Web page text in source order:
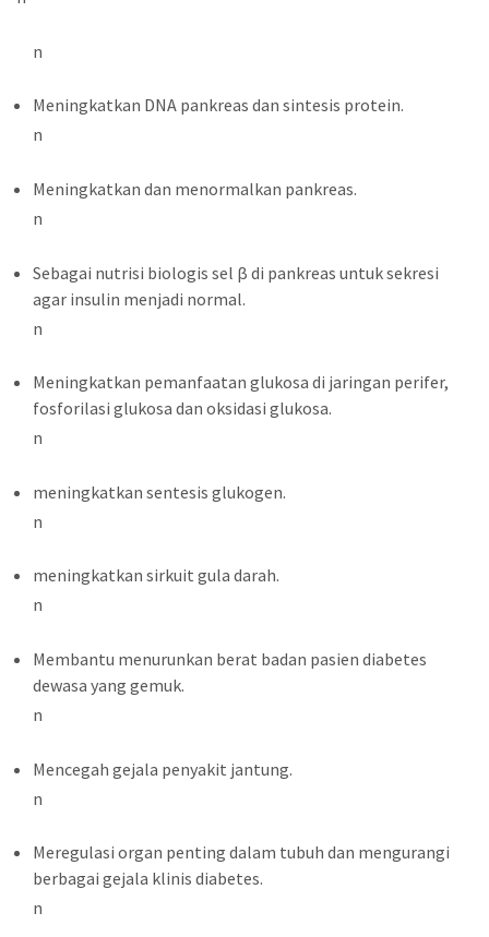
n
Meningkatkan DNA pankreas dan sintesis protein.
n
Meningkatkan dan menormalkan pankreas.
n
Sebagai nutrisi biologis sel β di pankreas untuk sekresi
agar insulin menjadi normal.
n
Meningkatkan pemanfaatan glukosa di jaringan perifer,
fosforilasi glukosa dan oksidasi glukosa.
n
meningkatkan sentesis glukogen.
n
meningkatkan sirkuit gula darah.
n
Membantu menurunkan berat badan pasien diabetes
dewasa yang gemuk.
n
Mencegah gejala penyakit jantung.
n
Meregulasi organ penting dalam tubuh dan mengurangi
berbagai gejala klinis diabetes.
n